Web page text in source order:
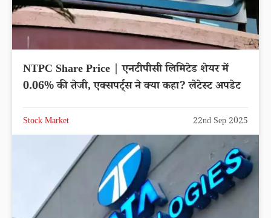
NTPC Share Price | एनटीपीसी लिमिटेड शेयर में
0.06% की तेजी, एक्सपर्ट्स ने क्या कहा? लेटेस्ट अपडेट
Stock Market 22nd Sep 2025